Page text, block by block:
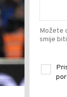
Možete
smije